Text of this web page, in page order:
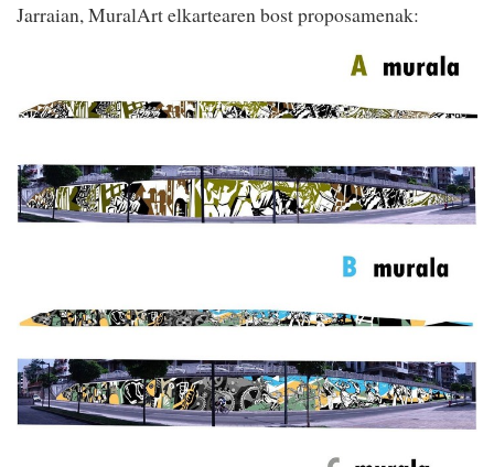
Jarraian, MuralArt elkartearen bost proposamenak: